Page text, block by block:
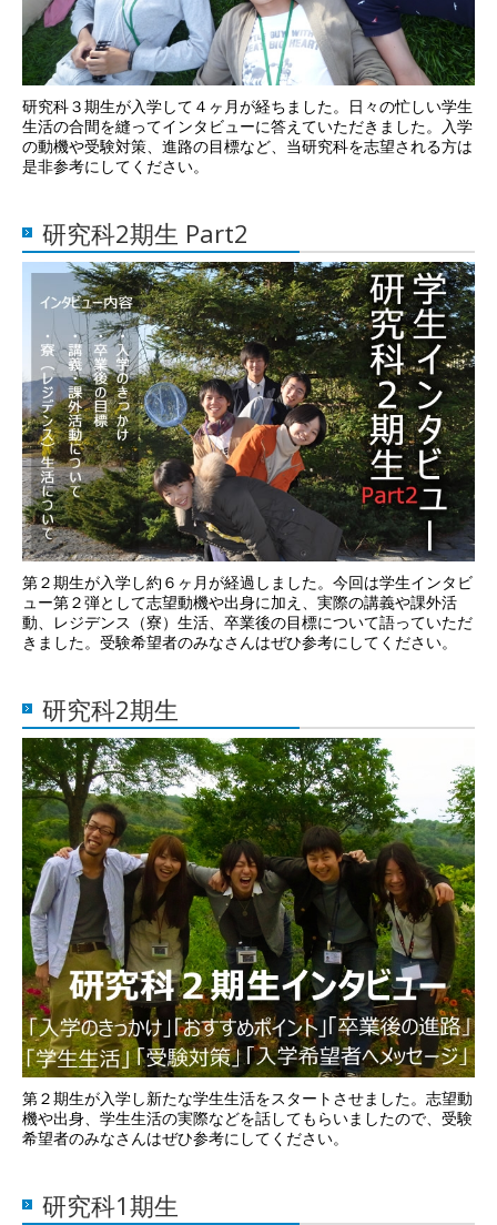
研究科３期生が入学して４ヶ月が経ちました。日々の忙しい学生
生活の合間を縫ってインタビューに答えていただきました。入学
の動機や受験対策、進路の目標など、当研究科を志望される方は
是非参考にしてください。
研究科2期生 Part2
第２期生が入学し約６ヶ月が経過しました。今回は学生インタビ
ュー第２弾として志望動機や出身に加え、実際の講義や課外活
動、レジデンス（寮）生活、卒業後の目標について語っていただ
きました。受験希望者のみなさんはぜひ参考にしてください。
研究科2期生
第２期生が入学し新たな学生生活をスタートさせました。志望動
機や出身、学生生活の実際などを話してもらいましたので、受験
希望者のみなさんはぜひ参考にしてください。
研究科1期生